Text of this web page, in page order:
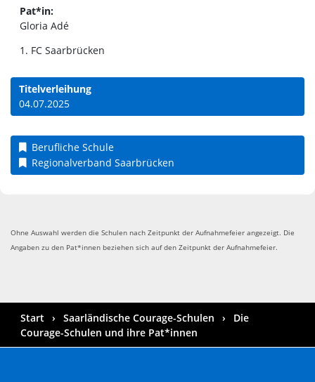
Pat*in:
Gloria Adé
1. FC Saarbrücken
Titelverleihung
04.07.2025
Berufliche Schule
Regionalverband Saarbrücken
Ohne Auswahl werden die Schulen nach Zeitpunkt der Aufnahmefeier angezeigt. Die
Angaben zu den Pat*innen beziehen sich auf den Zeitpunkt der Aufnahmefeier.
Start Saarländische Courage-Schulen
Die
Courage-Schulen und ihre Pat*innen